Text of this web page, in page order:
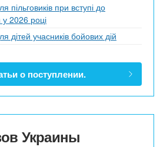
пільговиків при вступі до
у 2026 році
дітей учасників бойових дій
о поступлении.
Украины